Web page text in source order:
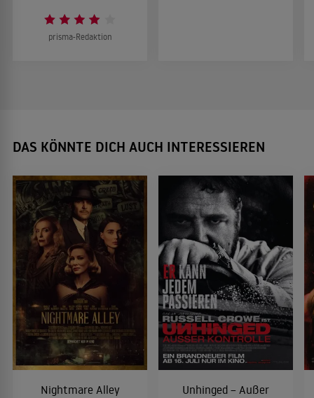
prisma-Redaktion
DAS KÖNNTE DICH AUCH INTERESSIEREN
Nightmare Alley
Unhinged – Außer